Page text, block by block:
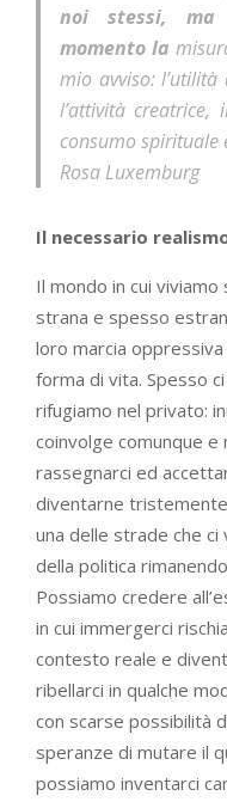
noi stessi, ma
momento la
mio avviso: l’utilità
l’attività
consumo spirituale
Rosa Luxemburg
Il necessario
Il mondo in cui viviamo
strana e spesso
loro marcia
forma di vita. Spesso
rifugiamo nel privato:
coinvolge comunque e
rassegnarci ed
diventarne
una delle strade che
della politica
Possiamo credere
in cui immergerci
contesto reale e
ribellarci in qualche
con scarse possibilità
speranze di mutare il
possiamo inventarci